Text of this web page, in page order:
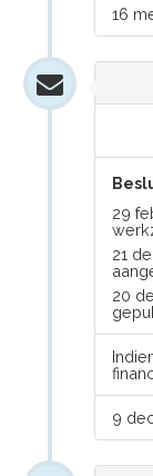
16
29
21
20
9